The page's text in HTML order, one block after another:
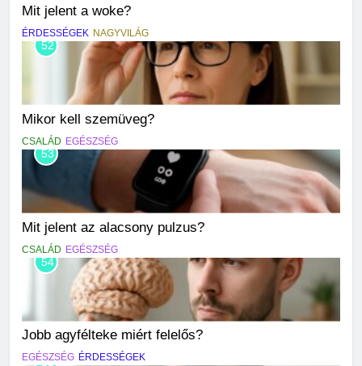
Mit jelent a woke?
ÉRDESSÉGEK NAGYVILÁG
52
Mikor kell szemüveg?
CSALÁD EGÉSZSÉG
53
Mit jelent az alacsony pulzus?
CSALÁD EGÉSZSÉG
54
Jobb agyfélteke miért felelős?
EGÉSZSÉG ÉRDESSÉGEK